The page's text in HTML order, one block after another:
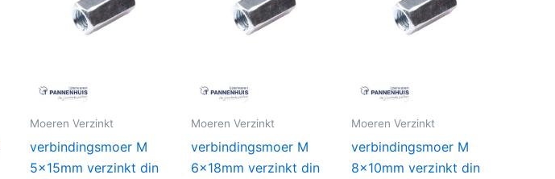
Moeren Verzinkt
verbindingsmoer M
5x15mm verzinkt din
Moeren Verzinkt
verbindingsmoer M
6x18mm verzinkt din
Moeren Verzinkt
verbindingsmoer M
8x10mm verzinkt din